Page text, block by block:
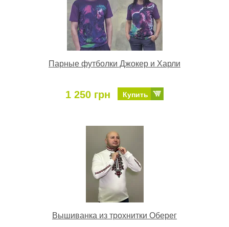
Парные футболки Джокер и Харли
1 250 грн Купить
Вышиванка из трохнитки Оберег